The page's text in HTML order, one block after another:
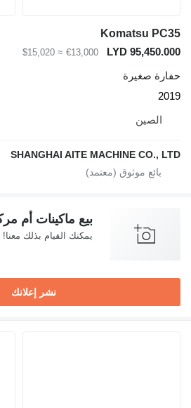
Komatsu
LYD
€13,000
≈ $15,020
صغيرة
SHANGHAI AITE MACHINE CO.,
بيع ماكينات أم مركبات؟
يمكنك القيام بذلك معنا!
نشر إعلانك